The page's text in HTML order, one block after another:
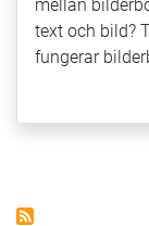
mellan
text och bild?
fungerar